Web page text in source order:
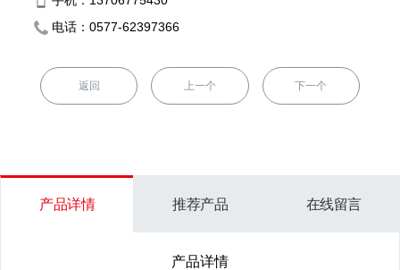
电话：0577-62397366
返回 上一个 下一个
产品详情 推荐产品 在线留言
产品详情